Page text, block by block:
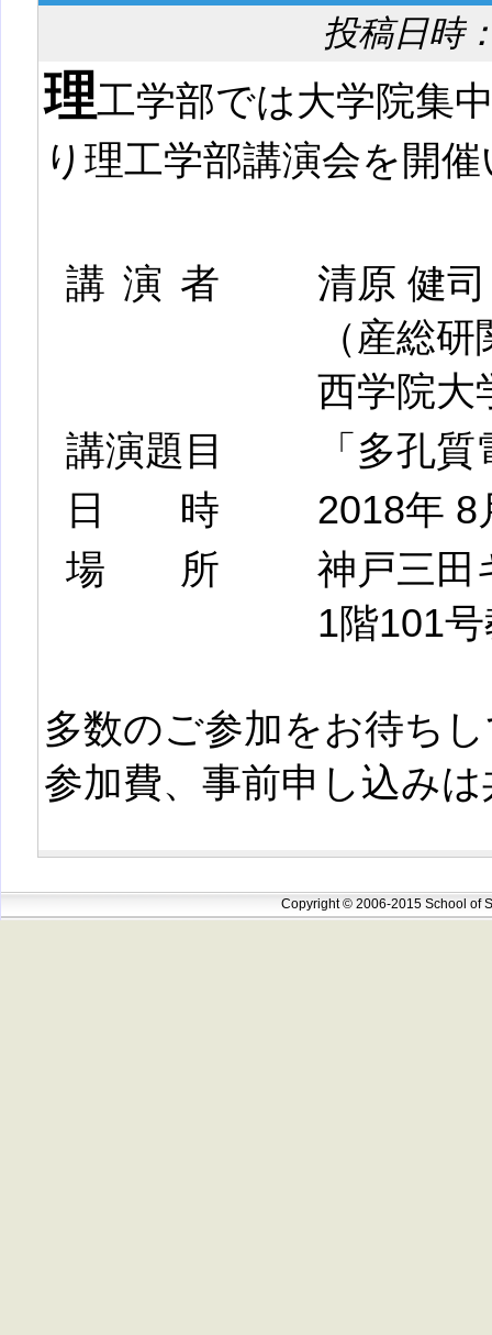
投稿日時
理工学部では大学院集
り理工学部講演会を開
講演者
清原 健
（産総
西学院大
講演題目
「多孔
日時
2018年 8
場所
神戸三
1階101
多数のご参加をお待ち
参加費、事前申し込み
Copyright © 2006-2015 School of